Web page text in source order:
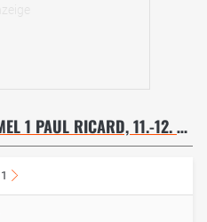
TESTFAHRT 12.05.05 - FORMEL 1 PAUL RICARD, 11.-12. MAI